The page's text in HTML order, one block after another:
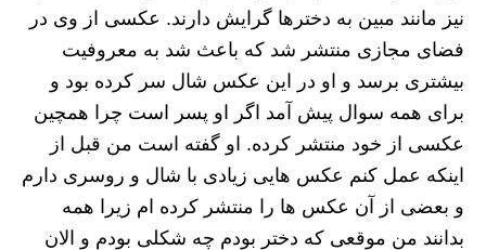
نیز مانند مبین به دخترها گرایش دارند. عکسی از وی در
فضای مجازی منتشر شد که باعث شد به معروفیت
بیشتری برسد و او در این عکس شال سر کرده بود و
برای همه سوال پیش آمد اگر او پسر است چرا همچین
عکسی از خود منتشر کرده. او گفته است من قبل از
اینکه عمل کنم عکس هایی زیادی با شال و روسری دارم
و بعضی از آن عکس ها را منتشر کرده ام زیرا همه
بدانند من موقعی که دختر بودم چه شکلی بودم و الان